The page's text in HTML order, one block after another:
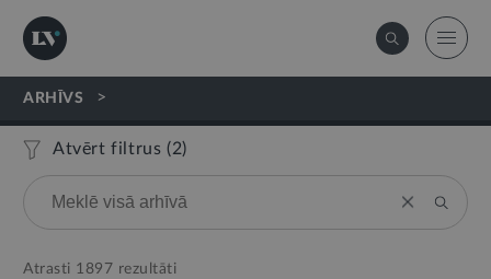
ARHĪVS >
Atvērt filtrus (2)
Atrasti 1897 rezultāti